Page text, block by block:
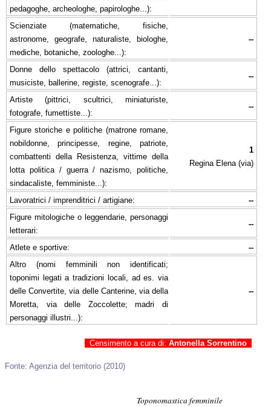
pedagoghe, archeologhe, papirologhe...):
Scienziate (matematiche, fisiche,
astronome, geografe, naturaliste, biologhe,
mediche, botaniche, zoologhe...):
--
Donne dello spettacolo (attrici, cantanti,
musiciste, ballerine, registe, scenografe...):
--
Artiste (pittrici, scultrici, miniaturiste,
fotografe, fumettiste...):
--
Figure storiche e politiche (matrone romane,
nobildonne, principesse, regine, patriote,
combattenti della Resistenza, vittime della
lotta politica / guerra / nazismo, politiche,
sindacaliste, femministe...):
1
Regina Elena (via)
Lavoratrici / imprenditrici / artigiane:
--
Figure mitologiche o leggendarie, personaggi
letterari:
--
Atlete e sportive:
--
Altro (nomi femminili non identificati;
toponimi legati a tradizioni locali, ad es. via
delle Convertite, via delle Canterine, via della
Moretta, via delle Zoccolette; madri di
personaggi illustri...):
--
Censimento a cura di: Antonella Sorrentino
Fonte: Agenzia del territorio (2010)
Toponomastica femminile